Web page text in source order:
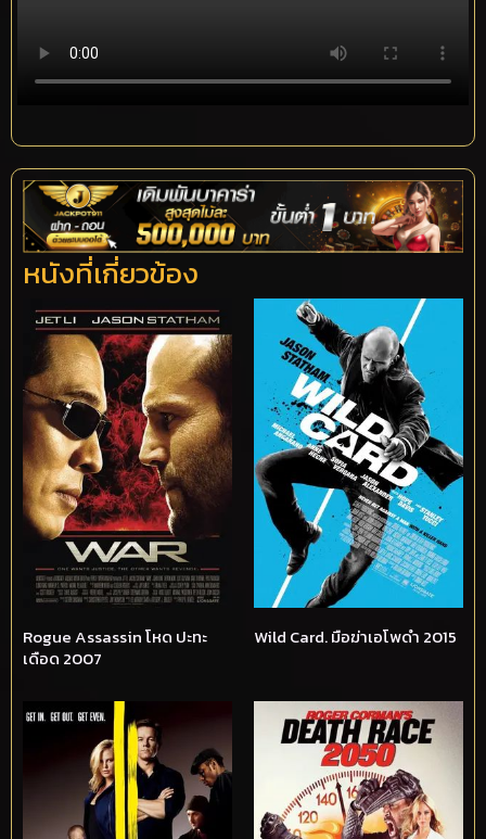
หนังที่เกี่ยวข้อง
Rogue Assassin โหด ปะทะ
เดือด 2007
Wild Card. มือฆ่าเอโพดำ 2015